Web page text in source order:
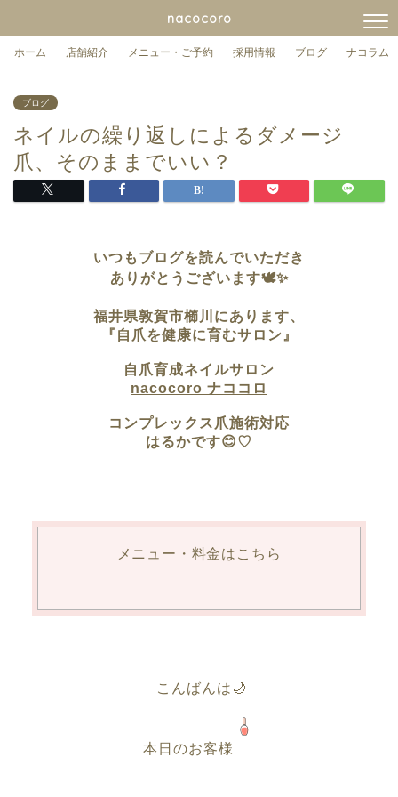
nacocoro
ホーム 店舗紹介 メニュー・ご予約 採用情報 ブログ ナコラム
ブログ
ネイルの繰り返しによるダメージ
爪、そのままでいい？
いつもブログを読んでいただき
ありがとうございます🕊✨
福井県敦賀市櫛川にあります、
『自爪を健康に育むサロン』
自爪育成ネイルサロン
nacocoro ナココロ
コンプレックス爪施術対応
はるかです😊♡
メニュー・料金はこちら
こんばんは🌙
本日のお客様